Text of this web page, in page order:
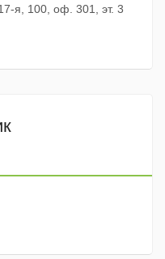
я, 100, оф. 301, эт. 3